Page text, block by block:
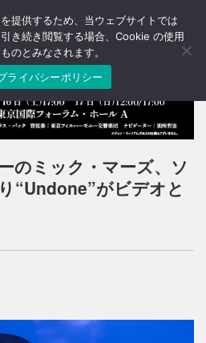
T
o
a
v
i
g
a
n
のミック・マーズ、ソ
“Undone”がビデオと
提供するため、当ウェブサイトでは
き続き閲覧する場合、Cookie の使用
のとみなされます。
ライバシーポリシー